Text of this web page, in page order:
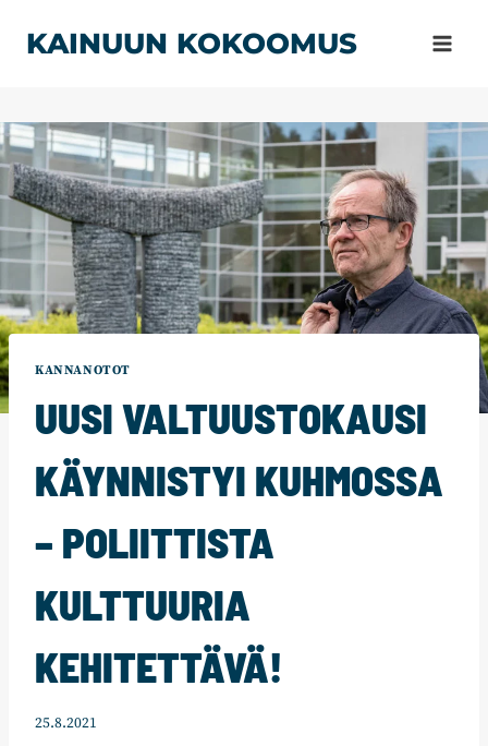
sisältöön
KAINUUN KOKOOMUS
KANNANOTOT
UUSI VALTUUSTOKAUSI
KÄYNNISTYI KUHMOSSA
– POLIITTISTA
KULTTUURIA
KEHITETTÄVÄ!
25.8.2021